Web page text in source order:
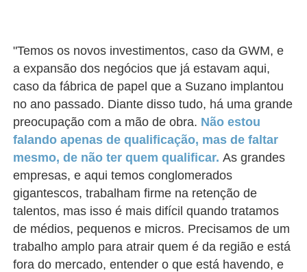
"Temos os novos investimentos, caso da GWM, e
a expansão dos negócios que já estavam aqui,
caso da fábrica de papel que a Suzano implantou
no ano passado. Diante disso tudo, há uma grande
preocupação com a mão de obra. Não estou
falando apenas de qualificação, mas de faltar
mesmo, de não ter quem qualificar.As grandes
empresas, e aqui temos conglomerados
gigantescos, trabalham firme na retenção de
talentos, mas isso é mais difícil quando tratamos
de médios, pequenos e micros. Precisamos de um
trabalho amplo para atrair quem é da região e está
fora do mercado, entender o que está havendo, e